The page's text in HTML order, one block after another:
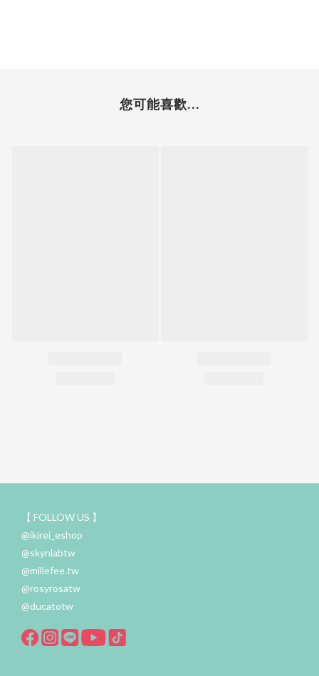
您可能喜歡...
【 FOLLOW US 】
@ikirei_eshop
@skynlabtw
@millefee.tw
@rosyrosatw
@ducatotw